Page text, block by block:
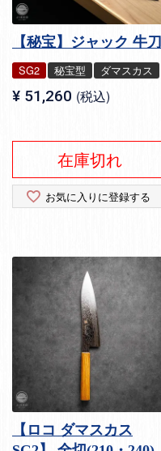
【秘宝】ジャック 牛刀
SG2 秘宝型 ダマスカス
¥ 51,260 税込
在庫切れ
お気に入りに登録する
【ロコ ダマスカス